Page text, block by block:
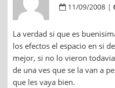
11/09/2008 |
La verdad si que es
los efectos el espacio en si
mejor, si no lo vieron
de una ves que se la van a
que les vaya bien.